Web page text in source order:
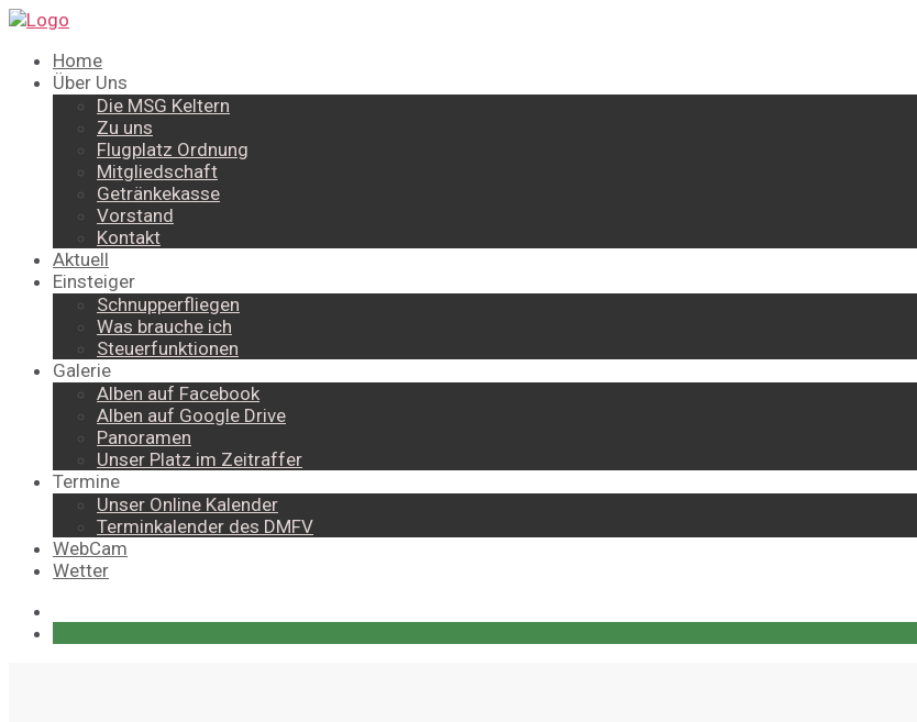
Home
Über Uns
Die MSG Keltern
Zu uns
Flugplatz Ordnung
Mitgliedschaft
Getränkekasse
Vorstand
Kontakt
Aktuell
Einsteiger
Schnupperfliegen
Was brauche ich
Steuerfunktionen
Galerie
Alben auf Facebook
Alben auf Google Drive
Panoramen
Unser Platz im Zeitraffer
Termine
Unser Online Kalender
Terminkalender des DMFV
WebCam
Wetter